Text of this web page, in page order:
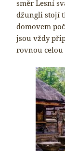
směr Lesní
džungli stojí
domovem
jsou vždy
rovnou celou